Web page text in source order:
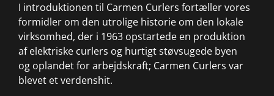
I introduktionen til Carmen Curlers fortæller vores
formidler om den utrolige historie om den lokale
virksomhed, der i 1963 opstartede en produktion
af elektriske curlers og hurtigt støvsugede byen
og oplandet for arbejdskraft; Carmen Curlers var
blevet et verdenshit.